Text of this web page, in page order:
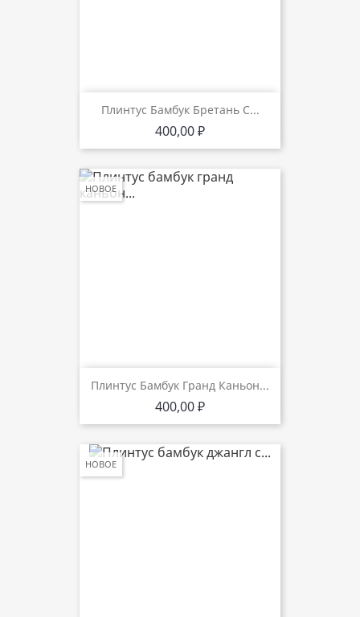
Плинтус Бамбук Бретань С...
Цена
400,00 ₽
Плинтус Бамбук Гранд Каньон...
Цена
400,00 ₽
НОВОЕ
НОВОЕ